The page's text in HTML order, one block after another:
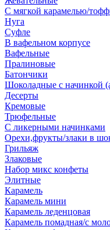
С мягкой карамелью/
Нуга
Суфле
В вафельном корпусе
Вафельные
Пралиновые
Батончики
Шоколадные с начинкой
Десерты
Кремовые
Трюфельные
С ликерными начинками
Орехи,фрукты/злаки в
Грильяж
Злаковые
Набор микс конфеты
Элитные
Карамель
Карамель мини
Карамель леденцовая
Карамель помадная/с